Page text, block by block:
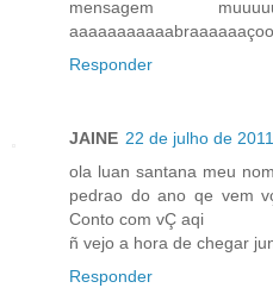
mensagem
Responder
JAINE 22 de julho de
ola luan santana meu
pedrao do ano qe vem
Conto com vÇ aqi
ñ vejo a hora de chegar
Responder